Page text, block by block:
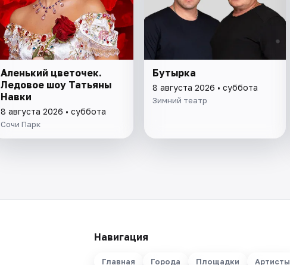
Аленький цветочек.
Ледовое шоу Татьяны
Навки
8 августа 2026 • суббота
Сочи Парк
Бутырка
8 августа 2026 • суббота
Зимний театр
Навигация
Главная Города Площадки Артисты